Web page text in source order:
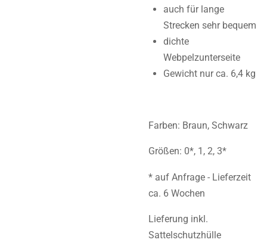
auch für lange
Strecken sehr bequem
dichte
Webpelzunterseite
Gewicht nur ca. 6,4 kg
Farben: Braun, Schwarz
Größen: 0*, 1, 2, 3*
* auf Anfrage - Lieferzeit
ca. 6 Wochen
Lieferung inkl.
Sattelschutzhülle